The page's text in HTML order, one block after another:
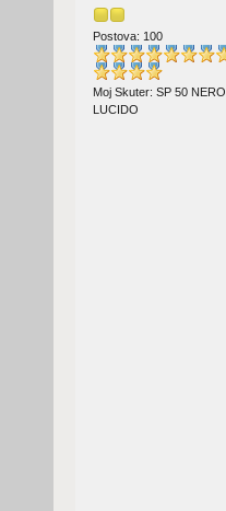
Postova: 100
Moj Skuter: SP 50 NERO
LUCIDO